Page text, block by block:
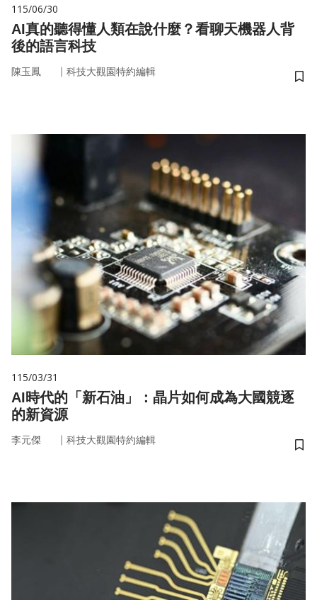
115/06/30
AI真的聽得懂人類在說什麼？看聊天機器人背
後的語言科技
陳玉鳳 ｜ 科技大觀園特約編輯
儲
115/03/31
AI時代的「新石油」：晶片如何成為大國競逐
的新資源
李元傑 ｜ 科技大觀園特約編輯
儲